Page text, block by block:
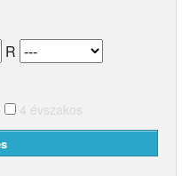
R
4 évszakos